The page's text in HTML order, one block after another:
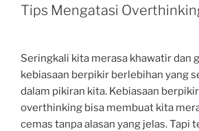
Tips Mengatasi
Seringkali kita merasa khawatir dan
kebiasaan berpikir berlebihan yang
dalam pikiran kita. Kebiasaan
overthinking bisa membuat kita
cemas tanpa alasan yang jelas. Tapi